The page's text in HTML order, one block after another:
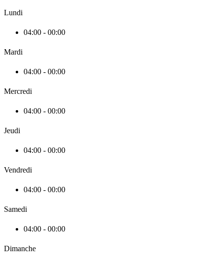
Lundi
04:00 - 00:00
Mardi
04:00 - 00:00
Mercredi
04:00 - 00:00
Jeudi
04:00 - 00:00
Vendredi
04:00 - 00:00
Samedi
04:00 - 00:00
Dimanche